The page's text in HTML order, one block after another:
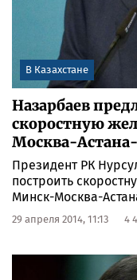
В Казахстане
Назарбаев
скоростную
Москва-
Президент РК
построить
Минск-Москва-
29 апреля 2014, 11:13 4